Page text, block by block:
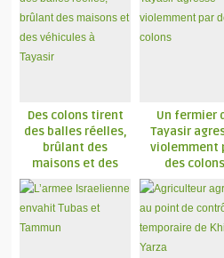
Des colons tirent
des balles réelles,
brûlant des
maisons et des
véhicules à Tayasir
Un fermier
Tayasir
violemment
des colons